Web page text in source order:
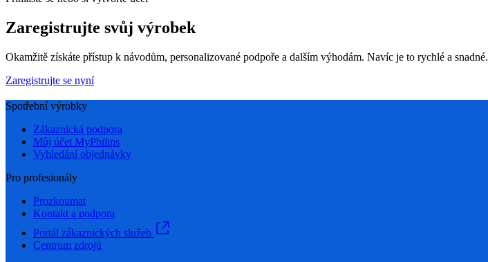
Zaregistrujte svůj výrobek
Okamžitě získáte přístup k návodům, personalizované podpoře a dalším výhodám. Navíc je to rychlé a snadné.
Zaregistrujte se nyní
Spotřební výrobky
Zákaznická podpora
Můj účet MyPhilips
Vyhledání objednávky
Pro profesionály
Prozkoumat
Kontakt a podpora
Portál zákaznických služeb
Centrum zdrojů